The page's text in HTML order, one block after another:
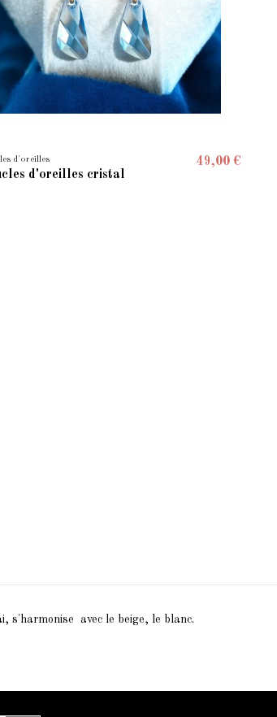
d'oreilles
d'oreilles cristal
49,00 €
s'harmonise avec le beige, le blanc.